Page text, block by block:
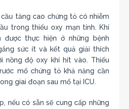
cầu tăng cao chứng tỏ có nhiễm
trong thiếu oxy mạn tính. Khí
được thực hiện ở những bệnh
sức ít và kết quả giải thích
nồng độ oxy khí hít vào. Thiếu
mổ chứng tỏ khả năng cần
giai đoạn sau mổ tại ICU.
nếu có sẵn sẽ cung cấp những